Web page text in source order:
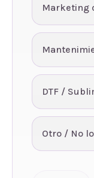
Marketing
DTF /
Otro / No